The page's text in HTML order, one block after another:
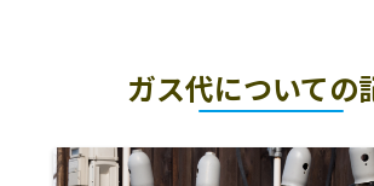
株式会社関東液
大和市中央林間
横須賀市
ガス代についての